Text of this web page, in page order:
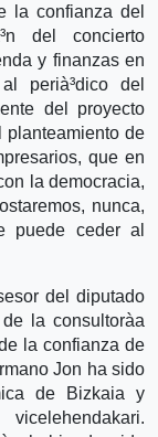
la confianza del
del concierto
y finanzas en
perià³dico del
del proyecto
planteamiento de
que en
la democracia,
nunca,
puede ceder al
del diputado
la consultorà­a
la confianza de
Jon ha sido
de Bizkaia y